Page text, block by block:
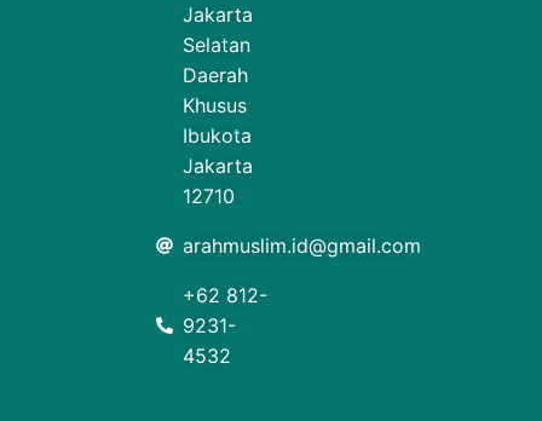
Jakarta
Selatan
Daerah
Khusus
Ibukota
Jakarta
12710
arahmuslim.id@gmail.com
+62 812-
9231-
4532